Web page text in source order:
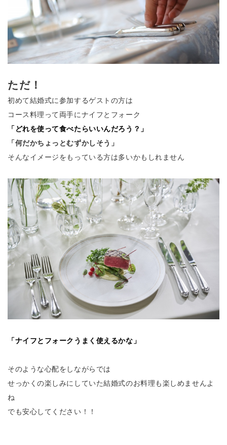
ただ！
初めて結婚式に参加するゲストの方は
コース料理って両手にナイフとフォーク
「どれを使って食べたらいいんだろう？」
「何だかちょっとむずかしそう」
そんなイメージをもっている方は多いかもしれません
「ナイフとフォークうまく使えるかな」
そのような心配をしながらでは
せっかくの楽しみにしていた結婚式のお料理も楽しめませんよ
ね
でも安心してください！！